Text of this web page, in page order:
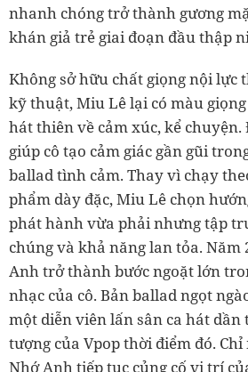
nhanh chóng trở thành gương
khán giả trẻ giai đoạn đầu thập
Không sở hữu chất giọng nội lực
kỹ thuật, Miu Lê lại có màu
hát thiên về cảm xúc, kể
giúp cô tạo cảm giác gần gũi
ballad tình cảm. Thay vì chạy
phẩm dày đặc, Miu Lê chọn
phát hành vừa phải nhưng tập
chúng và khả năng lan tỏa. Năm
Anh trở thành bước ngoặt lớn
nhạc của cô. Bản ballad ngọt
một diễn viên lấn sân ca hát
tượng của Vpop thời điểm đó.
Nhớ Anh tiếp tục củng cố vị trí